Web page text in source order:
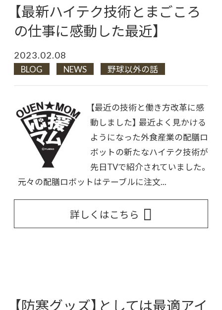
【最新ハイテク技術とまごころ
の仕事に感動した最近】
2023.02.08
BLOG NEWS 野球以外の話
【最近の技術と働き方改革に感
動しました】 最近よく見かける
ようになった外食産業の配膳ロ
ボットの新たなハイテク技術が
先日TVで紹介されていました。
元々の配膳ロボットはテーブルに注文...
詳しくはこちら
【防寒グッズ】としては最適アイ